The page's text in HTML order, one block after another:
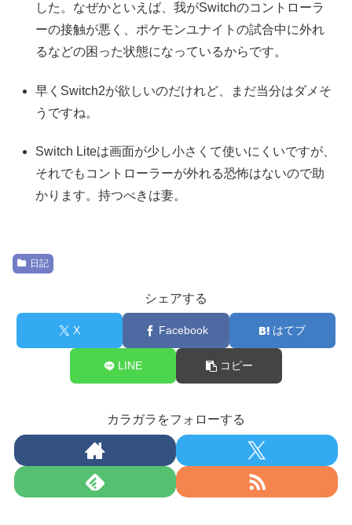
した。なぜかといえば、我がSwitchのコントローラ
ーの接触が悪く、ポケモンユナイトの試合中に外れ
るなどの困った状態になっているからです。
早くSwitch2が欲しいのだけれど、まだ当分はダメそ
うですね。
Switch Liteは画面が少し小さくて使いにくいですが、
それでもコントローラーが外れる恐怖はないので助
かります。持つべきは妻。
日記
シェアする
X Facebook はてブ
LINE コピー
カラガラをフォローする